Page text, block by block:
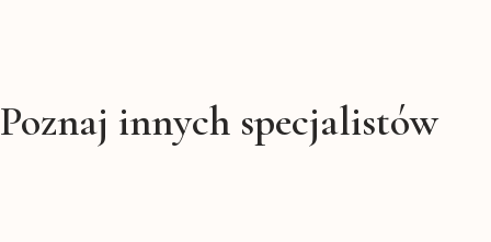
Poznaj innych specjalistów